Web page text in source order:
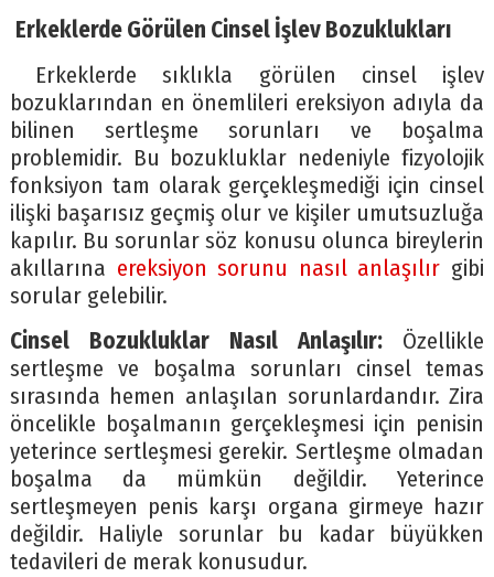
Erkeklerde Görülen Cinsel İşlev Bozuklukları
Erkeklerde sıklıkla görülen cinsel işlev
bozuklarından en önemlileri ereksiyon adıyla da
bilinen sertleşme sorunları ve boşalma
problemidir. Bu bozukluklar nedeniyle fizyolojik
fonksiyon tam olarak gerçekleşmediği için cinsel
ilişki başarısız geçmiş olur ve kişiler umutsuzluğa
kapılır. Bu sorunlar söz konusu olunca bireylerin
akıllarına ereksiyon sorunu nasıl anlaşılır gibi
sorular gelebilir.
Cinsel Bozukluklar Nasıl Anlaşılır: Özellikle
sertleşme ve boşalma sorunları cinsel temas
sırasında hemen anlaşılan sorunlardandır. Zira
öncelikle boşalmanın gerçekleşmesi için penisin
yeterince sertleşmesi gerekir. Sertleşme olmadan
boşalma da mümkün değildir. Yeterince
sertleşmeyen penis karşı organa girmeye hazır
değildir. Haliyle sorunlar bu kadar büyükken
tedavileri de merak konusudur.